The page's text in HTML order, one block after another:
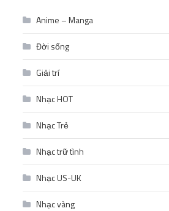
Anime – Manga
Đời sống
Giải trí
Nhạc HOT
Nhạc Trẻ
Nhạc trữ tình
Nhạc US-UK
Nhạc vàng